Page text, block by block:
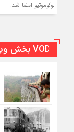
لوکوموتیو امضا شد.
VOD بخش ویدیو